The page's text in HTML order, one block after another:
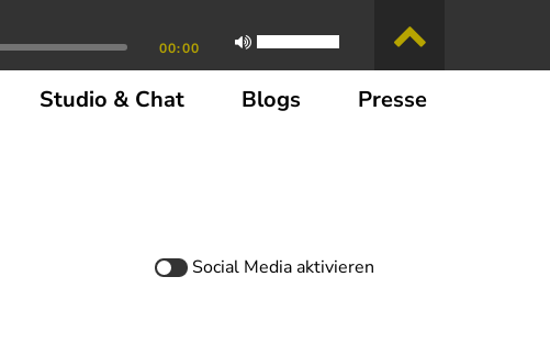
00:00
Studio & Chat Blogs Presse
Social Mediaaktivieren